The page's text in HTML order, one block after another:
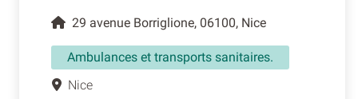
29 avenue Borriglione, 06100, Nice
Ambulances et transports sanitaires.
Nice